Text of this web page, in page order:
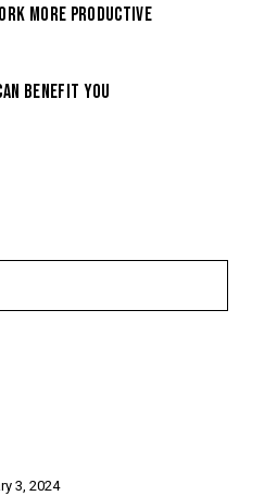
MORE PRODUCTIVE
BENEFIT YOU
3, 2024